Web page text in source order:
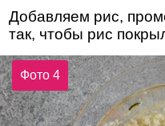
Добавляем рис,
так, чтобы рис
Фото 4